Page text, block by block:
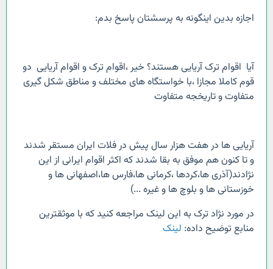
اجازه بدین اینگونه به پرسشتان پاسخ بدم:
آیا اقوام ترک آریایی هستند؟ خیر ،اقوام ترک و اقوام آریایی دو
قوم کاملا مجازا ،با خواستگاه های مختلف و مناطق شکل گیری
متفاوت و تاریخجه متفاوت
آریایی ها در هفت هزار سال پیش در فلات ایران مستقر شدند
و تا کنون هم موفق به بقا شدند که اکثر اقوام ایرانی از این
نژادند(آذری ها،کردها ،کرمانی ها،فارس ها،اصفهانی ها و
خوزستانی ها و بلوچ ها و غیره ...)
در مورد نژاد ترک به این لینک مراجعه کنید که با موثقترین
منابع توضیح داده: لینک